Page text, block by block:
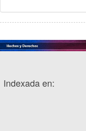
Indexada en: